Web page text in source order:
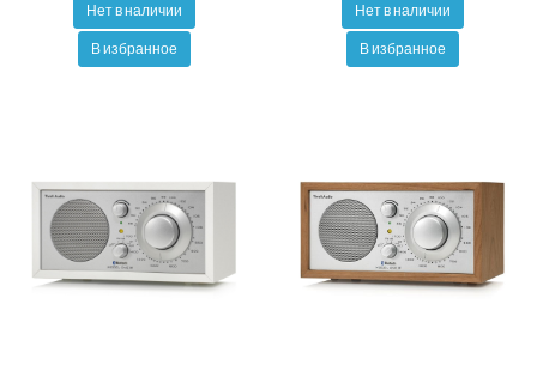
Нет в наличии
В избранное
Нет в наличии
В избранное